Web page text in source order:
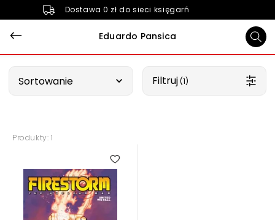
Dostawa 0 zł do sieci księgarń
Eduardo Pansica
Sortowanie Filtruj (1)
Produkty: 1